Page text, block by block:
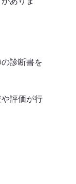
診断書を
評価が行